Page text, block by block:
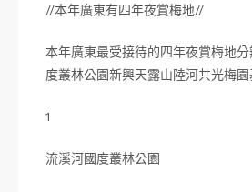
//本年廣東有四年夜賞梅地//
本年廣東最受接待的四年夜賞梅地
度叢林公園新興天露山陸河共光梅
1
流溪河國度叢林公園